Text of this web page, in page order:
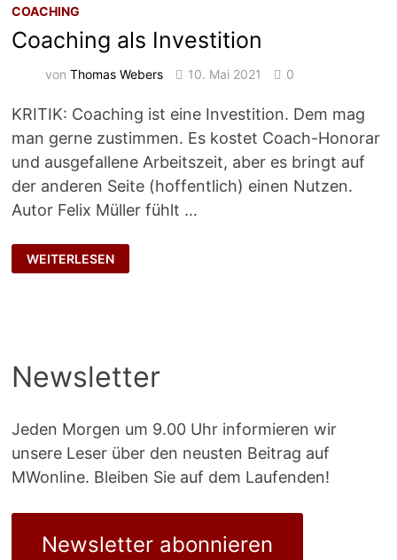
COACHING
Coaching als Investition
vonThomas Webers 10. Mai 2021 0
KRITIK: Coaching ist eine Investition. Dem mag
man gerne zustimmen. Es kostet Coach-Honorar
und ausgefallene Arbeitszeit, aber es bringt auf
der anderen Seite (hoffentlich) einen Nutzen.
Autor Felix Müller fühlt …
COACHING
ALS
INVESTITION
WEITERLESEN
Newsletter
Jeden Morgen um 9.00 Uhr informieren wir
unsere Leser über den neusten Beitrag auf
MWonline. Bleiben Sie auf dem Laufenden!
Newsletter abonnieren